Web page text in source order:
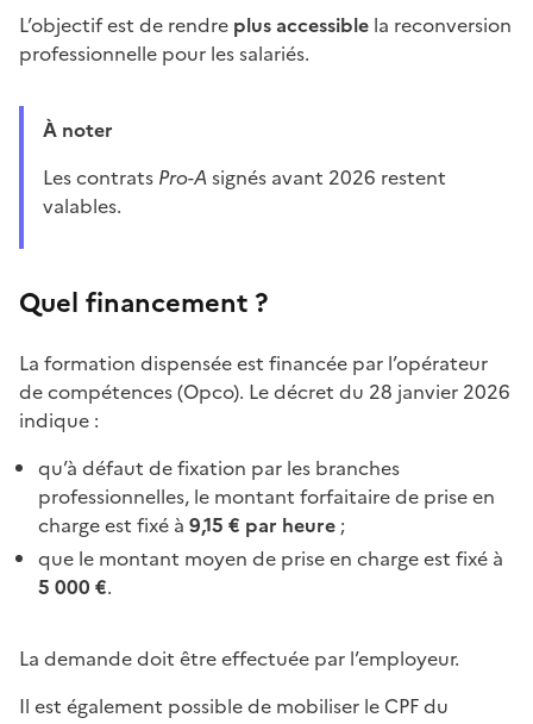
L’objectif est de rendre plus accessible la reconversion
professionnelle pour les salariés.
À noter
Les contrats Pro-Asignés avant 2026 restent
valables.
Quel financement ?
La formation dispensée est financée par l’opérateur
de compétences (Opco). Le décret du 28 janvier 2026
indique :
qu’à défaut de fixation par les branches
professionnelles, le montant forfaitaire de prise en
charge est fixé à 9,15 € par heure ;
que le montant moyen de prise en charge est fixé à
5 000 €.
La demande doit être effectuée par l’employeur.
Il est également possible de mobiliser le CPF du